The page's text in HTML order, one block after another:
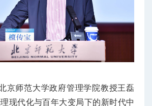
京师范大学政府管理学院教授王磊
现代化与百年大变局下的新时代中